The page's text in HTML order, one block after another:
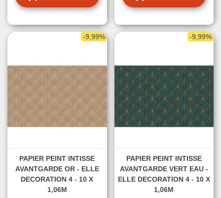
-9,99%
PAPIER PEINT INTISSE
AVANTGARDE OR - ELLE
DECORATION 4 - 10 X
1,06M
-9,99%
PAPIER PEINT INTISSE
AVANTGARDE VERT EAU -
ELLE DECORATION 4 - 10 X
1,06M